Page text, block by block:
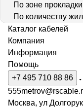
По зоне прокладки
По количеству жил
Каталог кабелей
Компания
Информация
Помощь
+7 495 710 88 86
Москва, ул